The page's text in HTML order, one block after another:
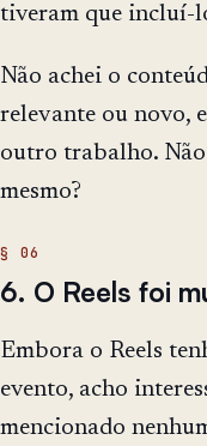
tiveram que incluí-
Não achei o
relevante ou novo,
outro trabalho.
mesmo?
6. O Reels foi
Embora o Reels
evento, acho
mencionado